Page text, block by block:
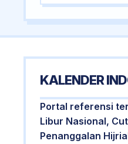
KALENDER
Portal referensi
Libur Nasional,
Penanggalan